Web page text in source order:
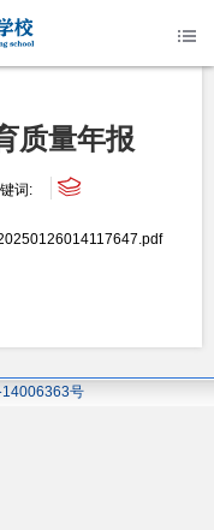
质量年报
词:
14006363号